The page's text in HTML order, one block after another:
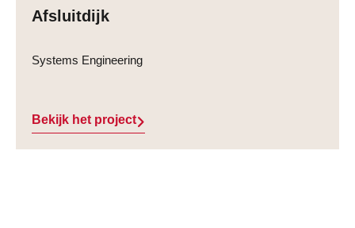
Afsluitdijk
Systems Engineering
Bekijk het project